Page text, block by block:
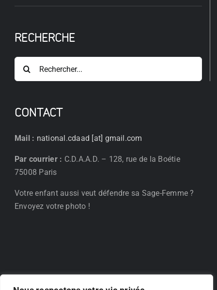
RECHERCHE
CONTACT
Mail : national.cdaad [at] gmail.com
Par courrier : C.D.A.A.D. – 128, rue de la Boétie
75008 Paris
Votre enfant aussi veut défendre sa Sage-Femme ?
Envoyez votre photo !